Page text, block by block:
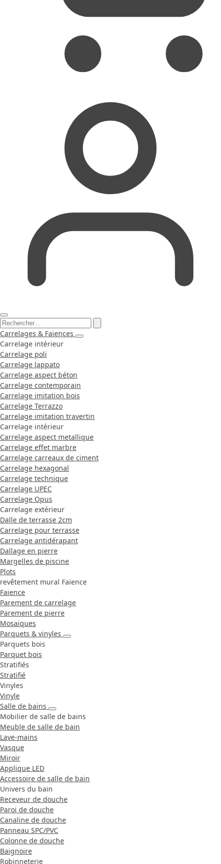
Carrelages & Faiences
Carrelage intérieur
Carrelage poli
Carrelage lappato
Carrelage aspect béton
Carrelage contemporain
Carrelage imitation bois
Carrelage Terrazzo
Carrelage imitation travertin
Carrelage intérieur
Carrelage aspect metallique
Carrelage effet marbre
Carrelage carreaux de ciment
Carrelage hexagonal
Carrelage technique
Carrelage UPEC
Carrelage Opus
Carrelage extérieur
Dalle de terrasse 2cm
Carrelage pour terrasse
Carrelage antidérapant
Dallage en pierre
Margelles de piscine
Plots
revêtement mural Faïence
Faience
Parement de carrelage
Parement de pierre
Mosaiques
Parquets & vinyles
Parquets bois
Parquet bois
Stratifiés
Stratifié
Vinyles
Vinyle
Salle de bains
Mobilier de salle de bains
Meuble de salle de bain
Lave-mains
Vasque
Miroir
Applique LED
Accessoire de salle de bain
Univers du bain
Receveur de douche
Paroi de douche
Canaline de douche
Panneau SPC/PVC
Colonne de douche
Baignoire
Robinneterie